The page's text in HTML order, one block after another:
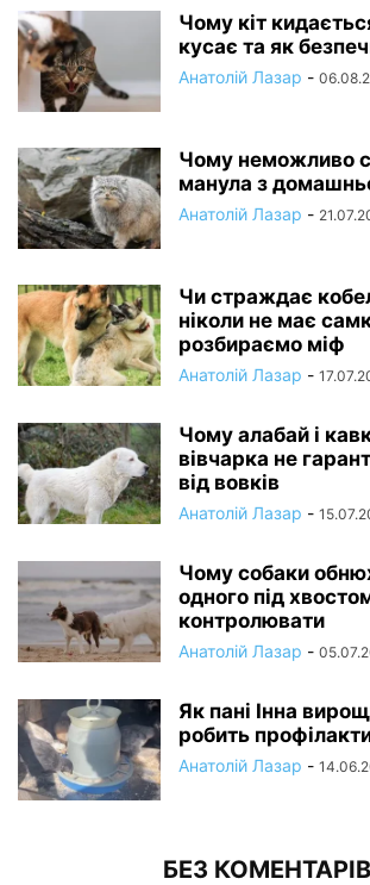
Чому кіт
кусає та як
Анатолій Лазар -
Чому неможливо
манула з
Анатолій Лазар -
Чи страждає
ніколи не має
розбираємо міф
Анатолій Лазар -
Чому алабай і
вівчарка не
від вовків
Анатолій Лазар -
Чому собаки
одного під
контролювати
Анатолій Лазар -
Як пані Інна
робить
Анатолій Лазар -
БЕЗ КОМЕНТАРІВ